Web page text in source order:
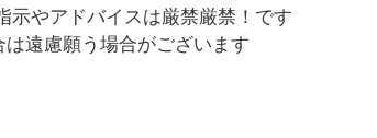
やアドバイスは厳禁厳禁！です
遠慮願う場合がございます